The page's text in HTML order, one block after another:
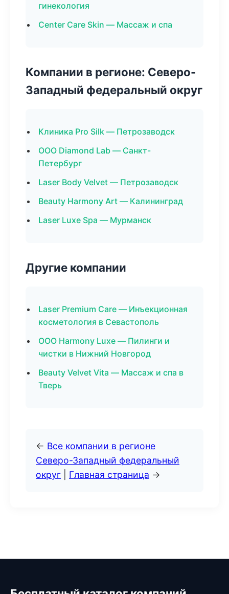
гинекология
Center Care Skin — Массаж и спа
Компании в регионе: Северо-
Западный федеральный округ
Клиника Pro Silk — Петрозаводск
ООО Diamond Lab — Санкт-
Петербург
Laser Body Velvet — Петрозаводск
Beauty Harmony Art — Калининград
Laser Luxe Spa — Мурманск
Другие компании
Laser Premium Care — Инъекционная
косметология в Севастополь
ООО Harmony Luxe — Пилинги и
чистки в Нижний Новгород
Beauty Velvet Vita — Массаж и спа в
Тверь
← Все компании в регионе
Северо-Западный федеральный
округ
Главная страница →